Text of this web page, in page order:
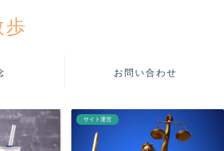
お問い合わせ
サイト運営